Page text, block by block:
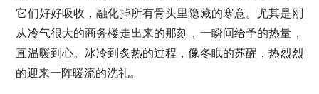
它们好好吸收，融化掉所有骨头里隐藏的寒意。尤其是刚
从冷气很大的商务楼走出来的那刻，一瞬间给予的热量，
直温暖到心。冰冷到炙热的过程，像冬眠的苏醒，热烈烈
的迎来一阵暖流的洗礼。